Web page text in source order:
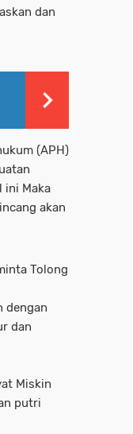
dan
(APH)
ini Maka
akan
Tolong
dengan
dan
Miskin
putri